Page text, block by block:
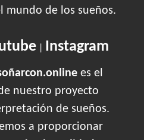
mundo de los sueños.
| Instagram
es el
nuestro proyecto
de sueños.
a proporcionar